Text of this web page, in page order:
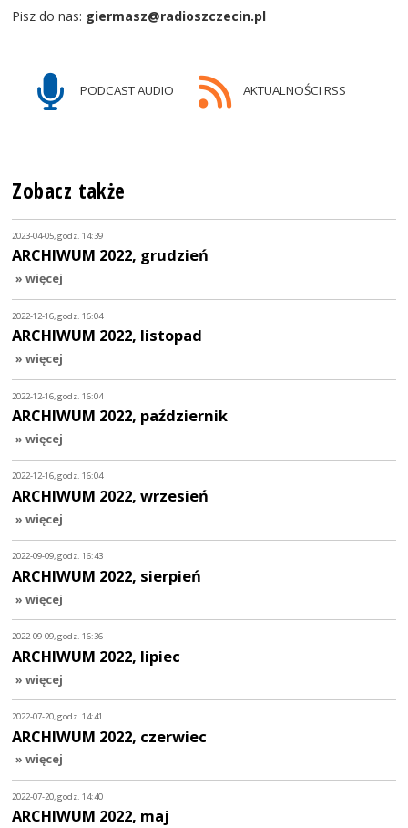
Pisz do nas: giermasz@radioszczecin.pl
PODCAST AUDIO AKTUALNOŚCI RSS
Zobacz także
2023-04-05, godz. 14:39
ARCHIWUM 2022, grudzień
» więcej
2022-12-16, godz. 16:04
ARCHIWUM 2022, listopad
» więcej
2022-12-16, godz. 16:04
ARCHIWUM 2022, październik
» więcej
2022-12-16, godz. 16:04
ARCHIWUM 2022, wrzesień
» więcej
2022-09-09, godz. 16:43
ARCHIWUM 2022, sierpień
» więcej
2022-09-09, godz. 16:36
ARCHIWUM 2022, lipiec
» więcej
2022-07-20, godz. 14:41
ARCHIWUM 2022, czerwiec
» więcej
2022-07-20, godz. 14:40
ARCHIWUM 2022, maj